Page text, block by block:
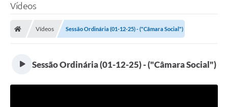
Vídeos
Vídeos Sessão Ordinária (01-12-25) - ("Câmara Social")
Sessão Ordinária (01-12-25) - ("Câmara Social")